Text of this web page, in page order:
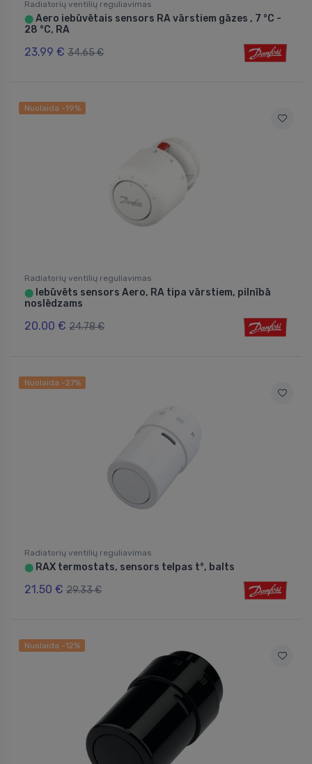
Radiatorių ventilių reguliavimas
⬤ Aero iebūvētais sensors RA vārstiem gāzes , 7 °C -
28 °C, RA
23.99 € 34.65 €
Nuolaida -19%
Radiatorių ventilių reguliavimas
⬤ Iebūvēts sensors Aero, RA tipa vārstiem, pilnībā
noslēdzams
20.00 € 24.78 €
Nuolaida -27%
Radiatorių ventilių reguliavimas
⬤ RAX termostats, sensors telpas t°, balts
21.50 € 29.33 €
Nuolaida -12%